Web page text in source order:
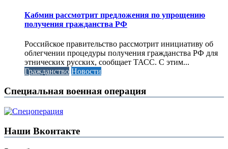
Кабмин рассмотрит предложения по упрощению
получения гражданства РФ
Российское правительство рассмотрит инициативу об
облегчении процедуры получения гражданства РФ для
этнических русских, сообщает ТАСС. С этим...
Гражданство Новости
Специальная военная операция
Наши Вконтакте